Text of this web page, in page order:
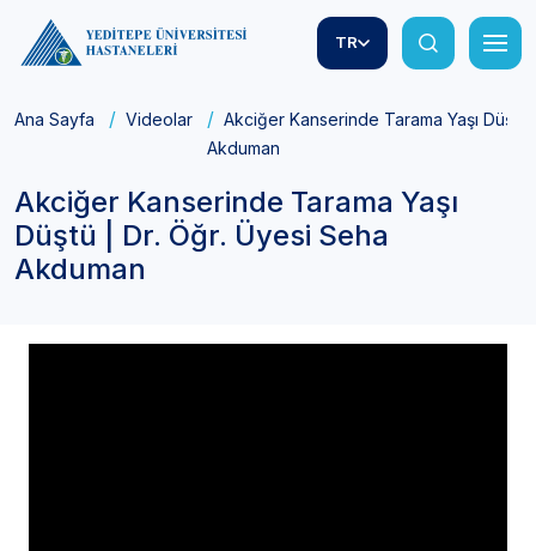
TR
Ana Sayfa Videolar
Akciğer Kanserinde Tarama Yaşı Düştü
Akduman
Akciğer Kanserinde Tarama Yaşı
Düştü | Dr. Öğr. Üyesi Seha
Akduman